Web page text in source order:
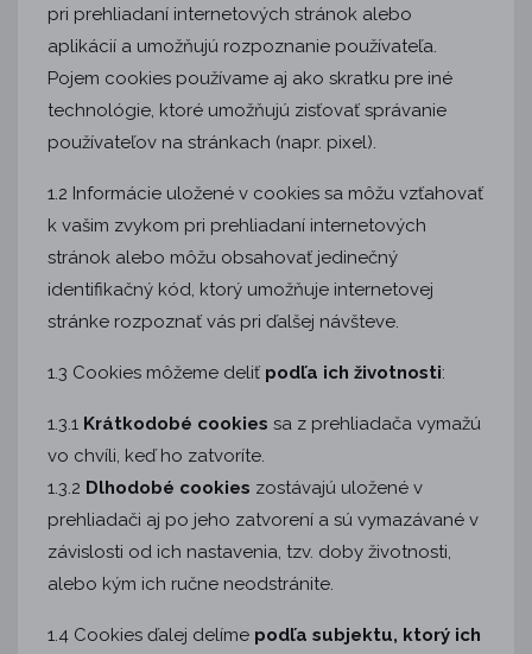
pri prehliadaní internetových stránok alebo
aplikácií a umožňujú rozpoznanie používateľa.
Pojem cookies používame aj ako skratku pre iné
technológie, ktoré umožňujú zisťovať správanie
používateľov na stránkach (napr. pixel).
1.2 Informácie uložené v cookies sa môžu vzťahovať
k vašim zvykom pri prehliadaní internetových
stránok alebo môžu obsahovať jedinečný
identifikačný kód, ktorý umožňuje internetovej
stránke rozpoznať vás pri ďalšej návšteve.
1.3 Cookies môžeme deliť podľa ich životnosti:
1.3.1 Krátkodobé cookies sa z prehliadača vymažú
vo chvíli, keď ho zatvoríte.
1.3.2 Dlhodobé cookies zostávajú uložené v
prehliadači aj po jeho zatvorení a sú vymazávané v
závislosti od ich nastavenia, tzv. doby životnosti,
alebo kým ich ručne neodstránite.
1.4 Cookies ďalej delíme podľa subjektu, ktorý ich